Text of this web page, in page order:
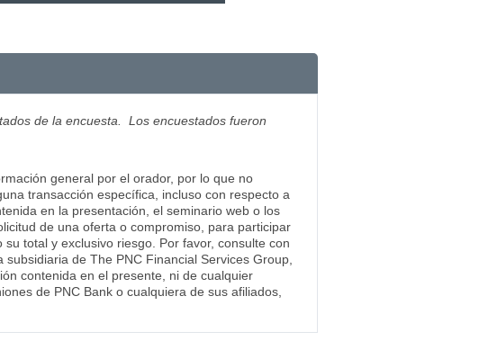
de la encuesta. Los encuestados fueron
general por el orador, por lo que no
transacción específica, incluso con respecto a
en la presentación, el seminario web o los
de una oferta o compromiso, para participar
total y exclusivo riesgo. Por favor, consulte con
de The PNC Financial Services Group,
contenida en el presente, ni de cualquier
de PNC Bank o cualquiera de sus afiliados,